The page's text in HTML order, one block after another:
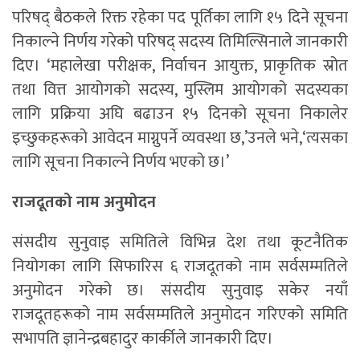
परिषद् बैठकले रिक्त रहेका पद पूर्तिका लागि १५ दिने सूचना
निकाल्ने निर्णय गरेको परिषद् सदस्य तिमिल्सिनाले जानकारी
दिए। ‘महालेखा परीक्षक, निर्वाचन आयुक्त, प्राकृतिक स्रोत
तथा वित्त आयोगको सदस्य, मुस्लिम आयोगको सदस्यका
लागि प्रक्रिया अघि बढाउन १५ दिनको सूचना निकालेर
इच्छुकहरूको आवेदन माग्नुपर्ने व्यवस्था छ,’उनले भने,‘त्यसका
लागि सूचना निकाल्ने निर्णय भएको छ।’
राजदूतको नाम अनुमोदन
संसदीय सुनुवाइ समितिले विभिन्न देश तथा कूटनैतिक
नियोगका लागि सिफारिस ६ राजदूतको नाम सर्वसम्मतिले
अनुमोदन गरेको छ। संसदीय सुनुवाइ सकेर नयाँ
राजदूतहरूको नाम सर्वसम्मतिले अनुमोदन गरिएको समिति
सभापति ज्ञानेन्द्रबहादुर कार्कीले जानकारी दिए।